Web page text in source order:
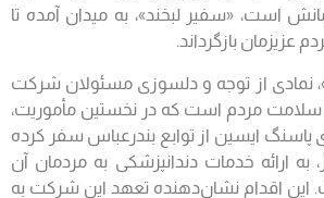
است، «سفیر لبخند»، به میدان آمده تا
عزیزمان بازگرداند.
نمادی از توجه و دلسوزی مسئولان شرکت
سلامت مردم است که در نخستین مأموریت،
پاسنگ ایسین از توابع بندرعباس سفر کرده
ارائه خدمات دندانپزشکی به مردمان آن
این اقدام نشان‌دهنده تعهد این شرکت به